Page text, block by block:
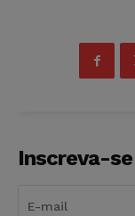
Inscreva-se